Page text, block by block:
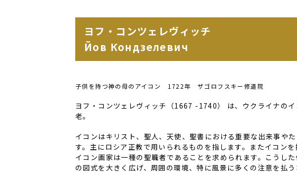
ヨフ・コンツェレヴィッチ
Йов Кондзелевич
子供を持つ神の母のアイコン 1722年 ザゴロフスキー修道院
ヨフ・コンツェレヴィッチ （1667 -1740） は、ウクライナの
老。
イコンはキリスト、聖人、天使、聖書における重要な出来事や
す。主にロシア正教で用いられるものを指します。またイコン
イコン画家は一種の聖職者であることを求められます。こうし
の図式を大きく広げ、周囲の環境、特に風景に多くの注意を払